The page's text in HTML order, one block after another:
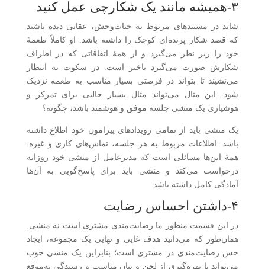
۳-همیشه مانند یک شکارچی عمل کنید
شاید در مستندهای مربوط به حیات‌وحش، عقابی دیده باشید
که قصد شکار پرنده‌ای کوچک را داشته باشد. او کاملاً طعمهٔ
خود را زیر نظر می‌گیرد و از همهٔ اتفاقاتی که در اطراف
شکارش صورت می‌گیرد باخبر است. در سکوت به انتظار
می‌نشیند تا بتواند در فرصتی بسیار مناسب به طعمه نزدیک
شود. این مثال می‌تواند مثال بسیار جالبی برای تمرکز و
هوشیاری یک منشی جلسه موفق و هوشمند باشد، چگونه؟
یک منشی باید از تمامی رویدادهای پیرامون خود اطلاع داشته
باشد. اطلاعات مربوط به هر جلسه، تماس‌های کاری و غیره.
همهٔ این‌ها مسائلی است که مدیرعامل از منشی خود روزانه
درخواست می‌کند و منشی باید برای پاسخ‌گویی به آن‌ها
آمادگی کامل داشته باشد.
۴-داشتن احساس رضایت
در این قسمت منظور ما رضایت‌مندی مشتری است نه منشی.
همان‌طور که می‌دانید هدف غایی و نهایی یک مجموعه، ایجاد
حس رضایت‌مندی در مشتری است؛ بنابراین یک منشی خوب
می‌تواند با بهره‌گیری از لحن و بیان مناسب و رسیدگی به‌موقع